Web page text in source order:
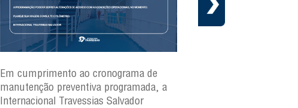
Em cumprimento ao cronograma de
manutenção preventiva programada, a
Internacional Travessias Salvador